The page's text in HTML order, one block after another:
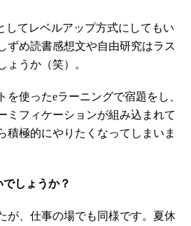
てレベルアップ方式にしてもい
ずめ読書感想文や自由研究はラス
ょうか（笑）。
使ったeラーニングで宿題をし、
ミフィケーションが組み込まれて
極的にやりたくなってしまいま
しょうか？
が、仕事の場でも同様です。夏休